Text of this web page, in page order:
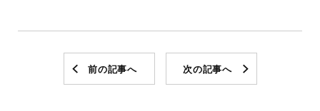
前の記事へ 次の記事へ